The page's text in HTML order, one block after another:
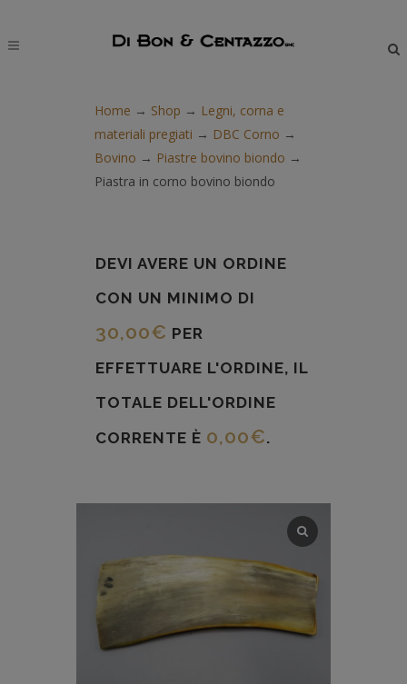
Home → Shop → Legni, corna e
materiali pregiati → DBC Corno →
Bovino → Piastre bovino biondo →
Piastra in corno bovino biondo
DEVI AVERE UN ORDINE
CON UN MINIMO DI
30,00€ PER
EFFETTUARE L'ORDINE, IL
TOTALE DELL'ORDINE
CORRENTE È 0,00€.